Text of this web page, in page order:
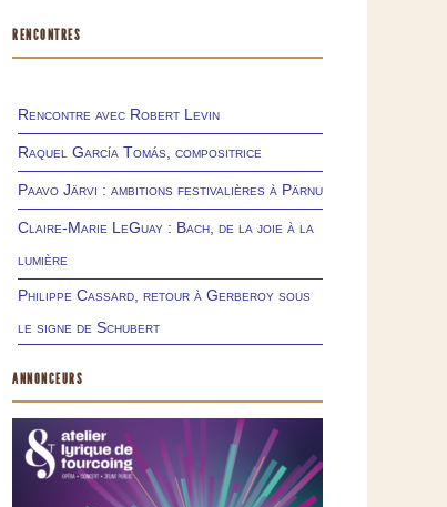
RENCONTRES
Rencontre avec Robert Levin
Raquel García Tomás, compositrice
Paavo Järvi : ambitions festivalières à Pärnu
Claire-Marie LeGuay : Bach, de la joie à la
lumière
Philippe Cassard, retour à Gerberoy sous
le signe de Schubert
ANNONCEURS